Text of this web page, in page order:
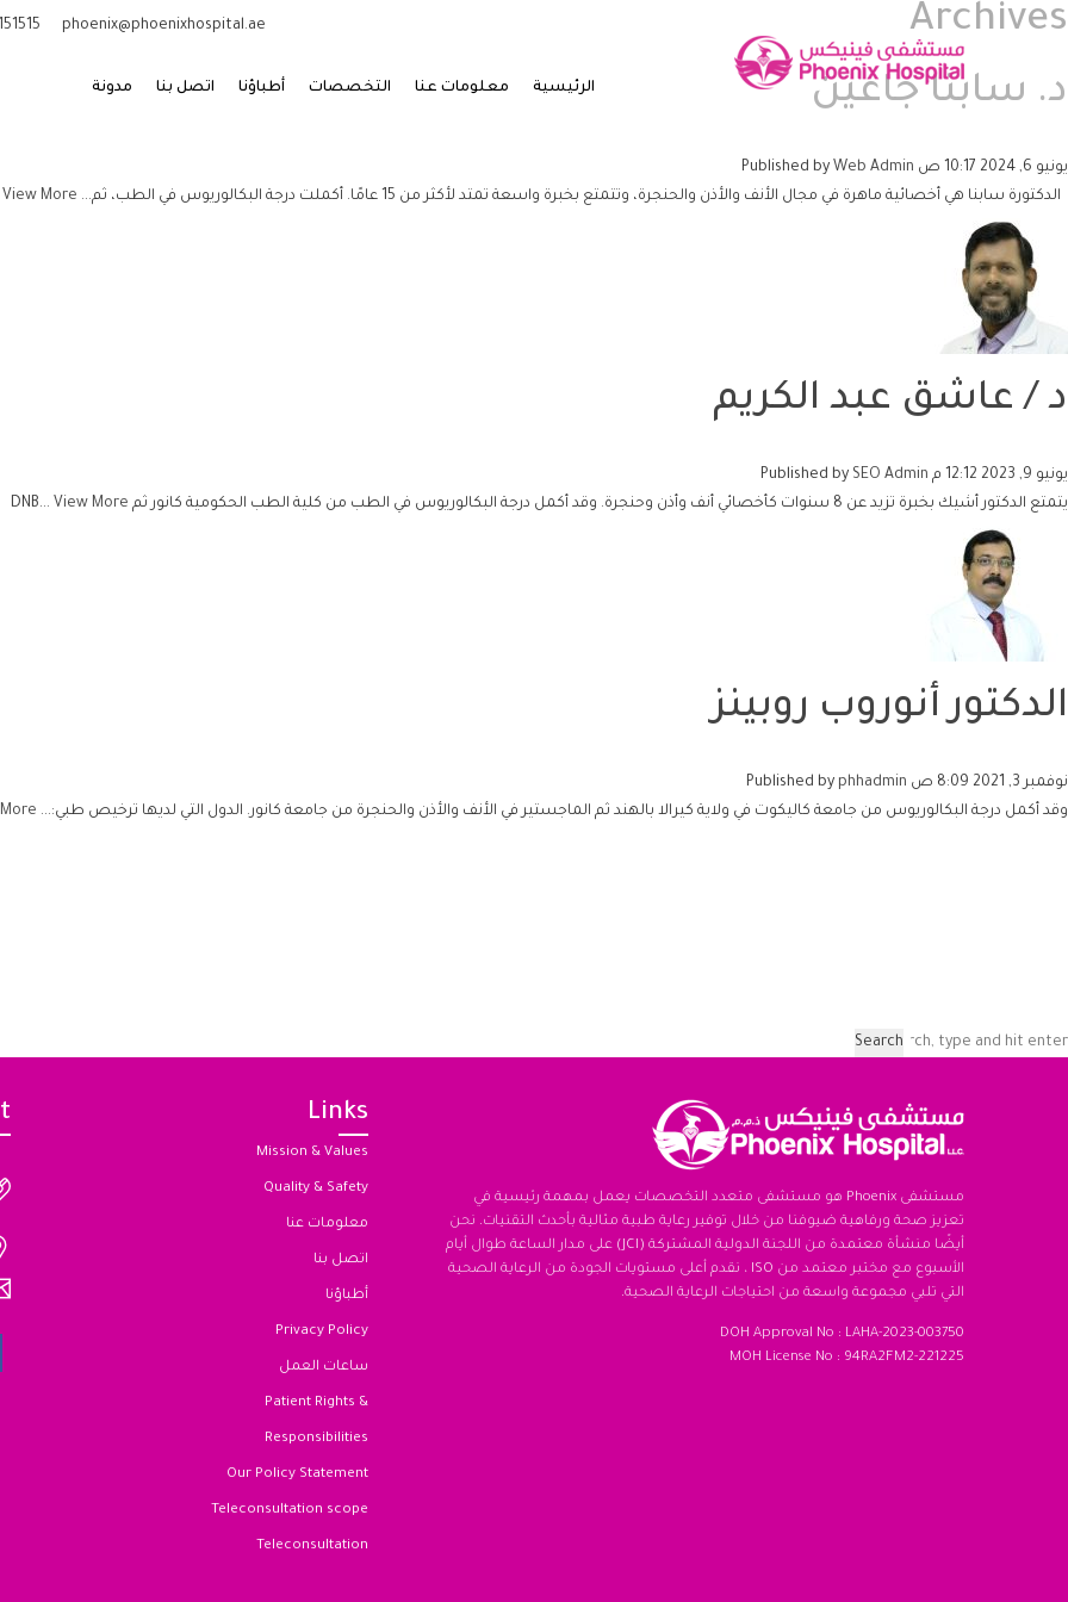
phoenix@phoenixhospital.ae
الرئيسية معلومات عنا التخصصات أطباؤنا اتصل بنا مدونة
Archives
د. سابنا جاعين
يونيو 6, 2024 10:17 ص Published by Web Admin
الدكتورة سابنا هي أخصائية ماهرة في مجال الأنف والأذن والحنجرة، وتتمتع بخبرة واسعة تمتد لأكثر من 15 عامًا. أكملت درجة البكالوريوس في الطب، ثم...
View More
د / عاشق عبد الكريم
يونيو 9, 2023 12:12 م Published by SEO Admin
يتمتع الدكتور أشيك بخبرة تزيد عن 8 سنوات كأخصائي أنف وأذن وحنجرة. وقد أكمل درجة البكالوريوس في الطب من كلية الطب الحكومية كانور ثم DNB...
View More
الدكتور أنوروب روبينز
نوفمبر 3, 2021 8:09 ص Published by phhadmin
وقد أكمل درجة البكالوريوس من جامعة كاليكوت في ولاية كيرالا بالهند ثم الماجستير في الأنف والأذن والحنجرة من جامعة كانور. الدول التي لديها ترخيص طبي:...
Search
مستشفى Phoenix هو مستشفى متعدد التخصصات يعمل بمهمة رئيسية في
تعزيز صحة ورفاهية ضيوفنا من خلال توفير رعاية طبية مثالية بأحدث التقنيات. نحن
أيضًا منشأة معتمدة من اللجنة الدولية المشتركة (JCI) على مدار الساعة طوال أيام
الأسبوع مع مختبر معتمد من ISO ، نقدم أعلى مستويات الجودة من الرعاية الصحية
التي تلبي مجموعة واسعة من احتياجات الرعاية الصحية.
DOH Approval No : LAHA-2023-003750
MOH License No : 94RA2FM2-221225
Links
Mission & Values
Quality & Safety
معلومات عنا
اتصل بنا
أطباؤنا
Privacy Policy
ساعات العمل
Patient Rights &
Responsibilities
Our Policy Statement
Teleconsultation scope
Teleconsultation